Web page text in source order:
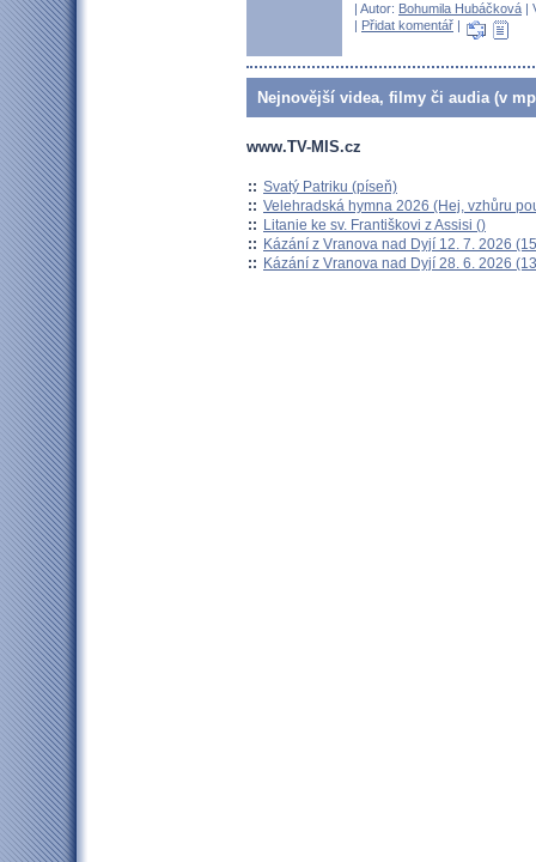
| Autor: Bohumila Hubáčková |
| Přidat komentář |
Nejnovější videa, filmy či audia (v
www.TV-MIS.cz
:: Svatý Patriku (píseň)
:: Velehradská hymna 2026 (Hej, vzhůru
:: Litanie ke sv. Františkovi z Assisi ()
:: Kázání z Vranova nad Dyjí 12. 7. 2026
:: Kázání z Vranova nad Dyjí 28. 6. 2026